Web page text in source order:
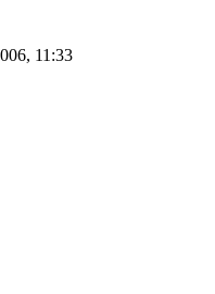
11:33